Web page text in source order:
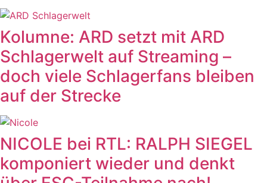
Kolumne: ARD setzt mit ARD
Schlagerwelt auf Streaming –
doch viele Schlagerfans bleiben
auf der Strecke
NICOLE bei RTL: RALPH SIEGEL
komponiert wieder und denkt